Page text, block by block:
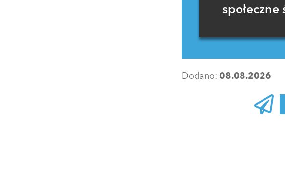
społeczne
Dodano: 08.08.2026